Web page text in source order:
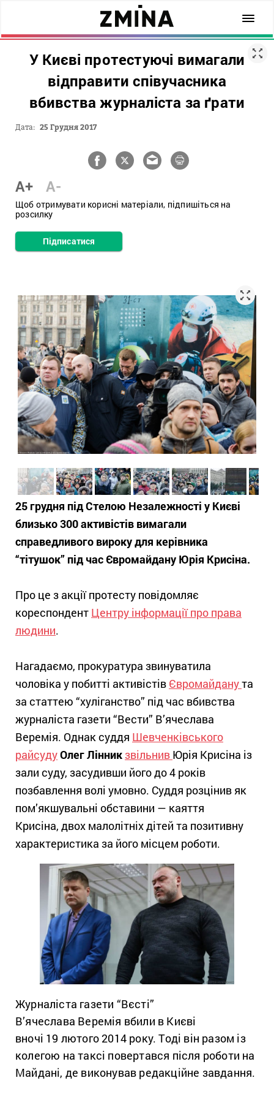
У Києві протестуючі вимагали
відправити співучасника
вбивства журналіста за ґрати
Дата: 25 Грудня 2017
A+ A-
Щоб отримувати корисні матеріали, підпишіться на
розсилку
Підписатися
25 грудня під Стелою Незалежності у Києві
близько 300 активістів вимагали
справедливого вироку для керівника
“тітушок” під час Євромайдану Юрія Крисіна.
Про це з акції протесту повідомляє
кореспондент Центру інформації про права
людини.
Нагадаємо, прокуратура звинуватила
чоловіка у побитті активістів Євромайданута
за статтею “хуліганство” під час вбивства
журналіста газети “Вести” В’ячеслава
Веремія. Однак суддя Шевченківського
райсудуОлег Лінникзвільнив Юрія Крисіна із
зали суду, засудивши йогодо 4 років
позбавлення волі умовно. Суддя розцінив як
пом’якшувальні обставини — каяття
Крисіна, двох малолітніх дітей та позитивну
характеристика за його місцем роботи.
Журналіста газети “Вєсті”
В’ячеслава Веремія вбили в Києві
вночі 19 лютого2014 року. Тоді він разом із
колегою на таксі повертався після роботи на
Майдані, де виконував редакційне завдання.